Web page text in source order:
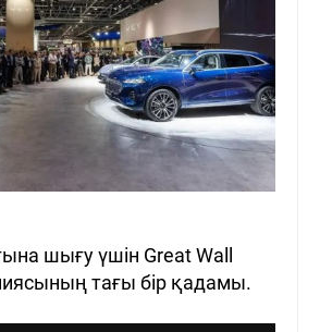
БАЙЛАНЫСТАР ДИЛЕР БОЛУ
шығу үшін Great Wall
тағы бір қадамы.